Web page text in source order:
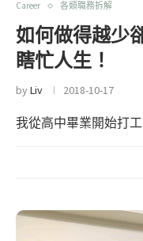
Career 各類職務拆解
如何做得越少
瞎忙人生！
byLiv 2018-10-17
我從高中畢業開始打